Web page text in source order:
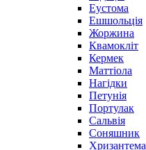
Еустома
Ешшольція
Жоржина
Квамокліт
Кермек
Маттіола
Нагідки
Петунія
Портулак
Сальвія
Соняшник
Хризантема